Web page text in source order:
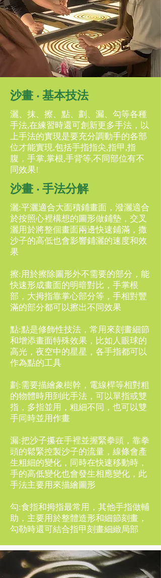
沙畫 ‧ 基本技法
灑、抹、擦、點、劃、漏、勾等各種
手法,在練習時還可創新更多手法，以
上手法的實現是要充分調動手的各部
位才能實現,包括手指指尖,指甲,指
腹，手掌,掌根,手背等,不同部位有不
同效果!
沙畫 ‧ 手法分解
灑:平灑適合大面積鋪畫面，潑灑適合
於按照心裡構想的圖形做鋪墊，交叉
灑用於將整個畫面兩邊快速鋪滿，撒
沙子的高低也會影響鋪灑的速度和效
果
擦:用於擦除圖形外不需要的部分，能
快速形成畫面的明暗對比，手掌根
部，大拇指靠掌心部分等，手相對豐
滿的部分都可以擦出不同效果
點:點是修飾性技法，常用來刻畫細節
和增添畫面特殊效果，比如人眼球的
高光，夜空中的星星，各手指都可以
作為點的工具
劃:需要描繪象樹幹，電線桿等相對粗
的物體時用到此手法，可以單指或雙
指，多指並用，粗細不同，也可以雙
手同時並用作畫
漏:把沙子攥在手裡並握緊拳頭，靠拳
頭的鬆緊控製沙子的流量，線條會產
生粗細的變化，同時在快速移動時，
手的高低變化也會發生相應變化，此
手法主要用來描繪圖形
勾:食指和拇指最常用，其他手指做輔
助，主要用於整體造形和細節刻畫，
勾勒時還可結合指甲刻畫細緻局部